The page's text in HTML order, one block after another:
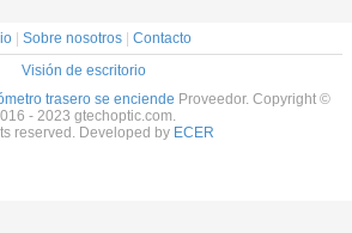
| Sobre nosotros| Contacto
Visión de escritorio
trasero se enciende Proveedor. Copyright ©
- 2023 gtechoptic.com.
reserved. Developed by ECER